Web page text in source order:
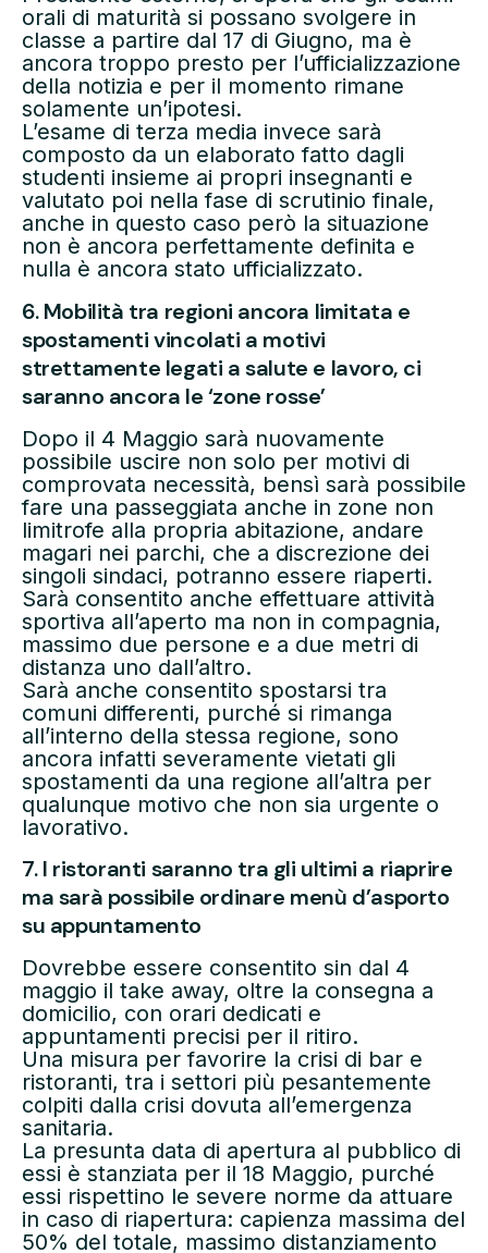
orali di maturità si possano svolgere in
classe a partire dal 17 di Giugno, ma è
ancora troppo presto per l’ufficializzazione
della notizia e per il momento rimane
solamente un’ipotesi.
L’esame di terza media invece sarà
composto da un elaborato fatto dagli
studenti insieme ai propri insegnanti e
valutato poi nella fase di scrutinio finale,
anche in questo caso però la situazione
non è ancora perfettamente definita e
nulla è ancora stato ufficializzato.
6. Mobilità tra regioni ancora limitata e
spostamenti vincolati a motivi
strettamente legati a salute e lavoro, ci
saranno ancora le ‘zone rosse’
Dopo il 4 Maggio sarà nuovamente
possibile uscire non solo per motivi di
comprovata necessità, bensì sarà possibile
fare una passeggiata anche in zone non
limitrofe alla propria abitazione, andare
magari nei parchi, che a discrezione dei
singoli sindaci, potranno essere riaperti.
Sarà consentito anche effettuare attività
sportiva all’aperto ma non in compagnia,
massimo due persone e a due metri di
distanza uno dall’altro.
Sarà anche consentito spostarsi tra
comuni differenti, purché si rimanga
all’interno della stessa regione, sono
ancora infatti severamente vietati gli
spostamenti da una regione all’altra per
qualunque motivo che non sia urgente o
lavorativo.
7. I ristoranti saranno tra gli ultimi a riaprire
ma sarà possibile ordinare menù d’asporto
su appuntamento
Dovrebbe essere consentito sin dal 4
maggio il take away, oltre la consegna a
domicilio, con orari dedicati e
appuntamenti precisi per il ritiro.
Una misura per favorire la crisi di bar e
ristoranti, tra i settori più pesantemente
colpiti dalla crisi dovuta all’emergenza
sanitaria.
La presunta data di apertura al pubblico di
essi è stanziata per il 18 Maggio, purché
essi rispettino le severe norme da attuare
in caso di riapertura: capienza massima del
50% del totale, massimo distanziamento